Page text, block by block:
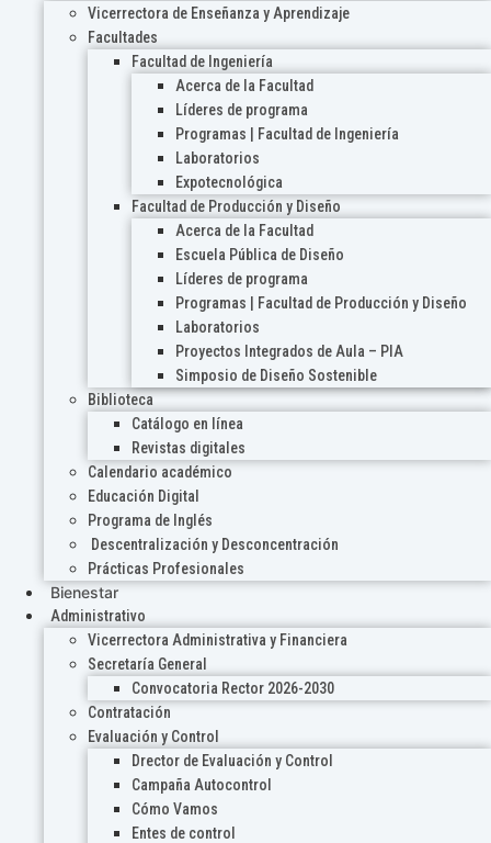
Vicerrectora de Enseñanza y Aprendizaje
Facultades
Facultad de Ingeniería
Acerca de la Facultad
Líderes de programa
Programas | Facultad de Ingeniería
Laboratorios
Expotecnológica
Facultad de Producción y Diseño
Acerca de la Facultad
Escuela Pública de Diseño
Líderes de programa
Programas | Facultad de Producción y Diseño
Laboratorios
Proyectos Integrados de Aula – PIA
Simposio de Diseño Sostenible
Biblioteca
Catálogo en línea
Revistas digitales
Calendario académico
Educación Digital
Programa de Inglés
Descentralización y Desconcentración
Prácticas Profesionales
Bienestar
Administrativo
Vicerrectora Administrativa y Financiera
Secretaría General
Convocatoria Rector 2026-2030
Contratación
Evaluación y Control
Drector de Evaluación y Control
Campaña Autocontrol
Cómo Vamos
Entes de control